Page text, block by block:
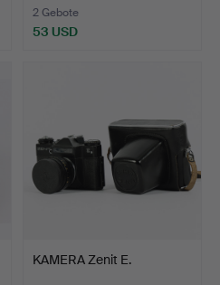
2 Gebote
53 USD
KAMERA Zenit E.